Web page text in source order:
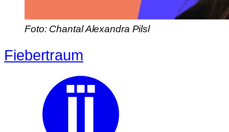
Foto: Chantal Alexandra Pilsl
Fiebertraum